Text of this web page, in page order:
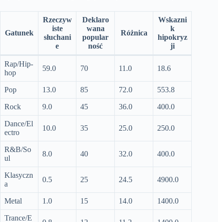
Gatunek
Rzeczyw
iste
słuchani
e
Deklaro
wana
popular
ność
Różnica
Wskazni
k
hipokryz
ji
Rap/Hip-
hop
59.0 70 11.0 18.6
Pop 13.0 85 72.0 553.8
Rock 9.0 45 36.0 400.0
Dance/El
ectro
10.0 35 25.0 250.0
R&B/So
ul
8.0 40 32.0 400.0
Klasyczn
a
0.5 25 24.5 4900.0
Metal 1.0 15 14.0 1400.0
Trance/E